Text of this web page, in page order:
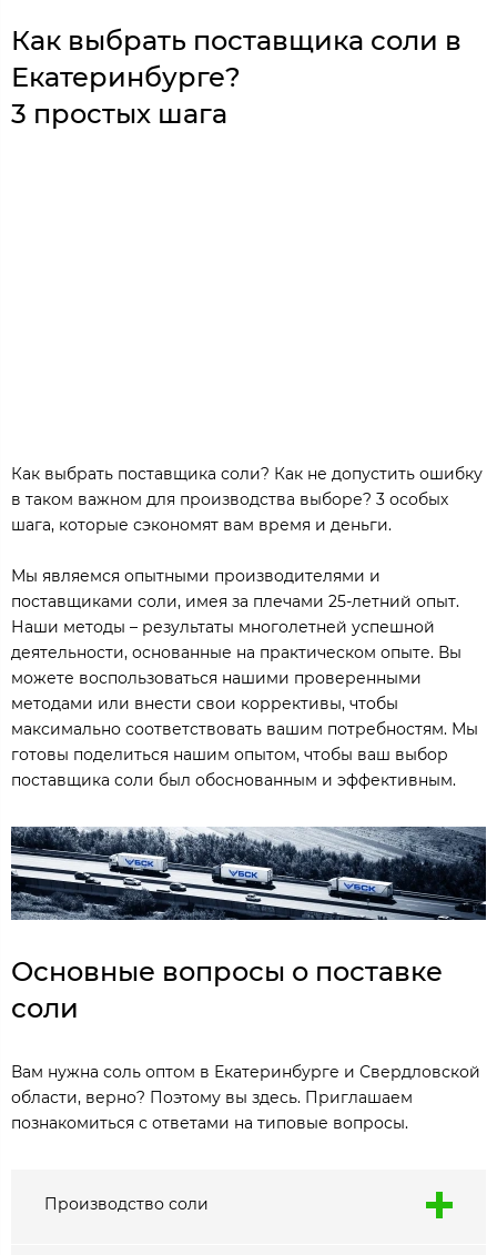
Как выбрать поставщика соли в
Екатеринбурге?
3 простых шага
Как выбрать поставщика соли? Как не допустить ошибку
в таком важном для производства выборе? 3 особых
шага, которые сэкономят вам время и деньги.
Мы являемся опытными производителями и
поставщиками соли, имея за плечами 25-летний опыт.
Наши методы – результаты многолетней успешной
деятельности, основанные на практическом опыте. Вы
можете воспользоваться нашими проверенными
методами или внести свои коррективы, чтобы
максимально соответствовать вашим потребностям. Мы
готовы поделиться нашим опытом, чтобы ваш выбор
поставщика соли был обоснованным и эффективным.
Основные вопросы о поставке
соли
Вам нужна соль оптом в Екатеринбурге и Свердловской
области, верно? Поэтому вы здесь. Приглашаем
познакомиться с ответами на типовые вопросы.
Производство соли